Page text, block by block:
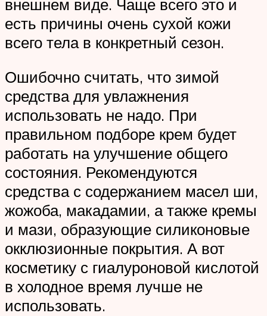
внешнем виде. Чаще всего это и
есть причины очень сухой кожи
всего тела в конкретный сезон.
Ошибочно считать, что зимой
средства для увлажнения
использовать не надо. При
правильном подборе крем будет
работать на улучшение общего
состояния. Рекомендуются
средства с содержанием масел ши,
жожоба, макадамии, а также кремы
и мази, образующие силиконовые
окклюзионные покрытия. А вот
косметику с гиалуроновой кислотой
в холодное время лучше не
использовать.